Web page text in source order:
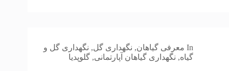
In معرفی گیاهان, نگهداری گل, نگهداری گل و
گیاه, نگهداری گیاهان آپارتمانی, گلوپدیا